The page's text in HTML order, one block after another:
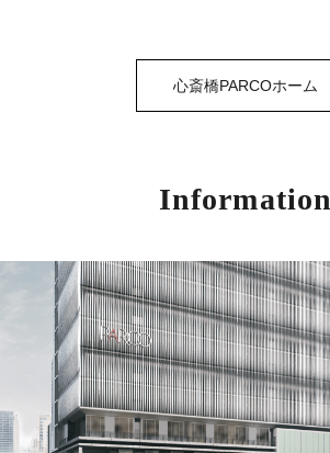
心斎橋PARCOホーム
Information